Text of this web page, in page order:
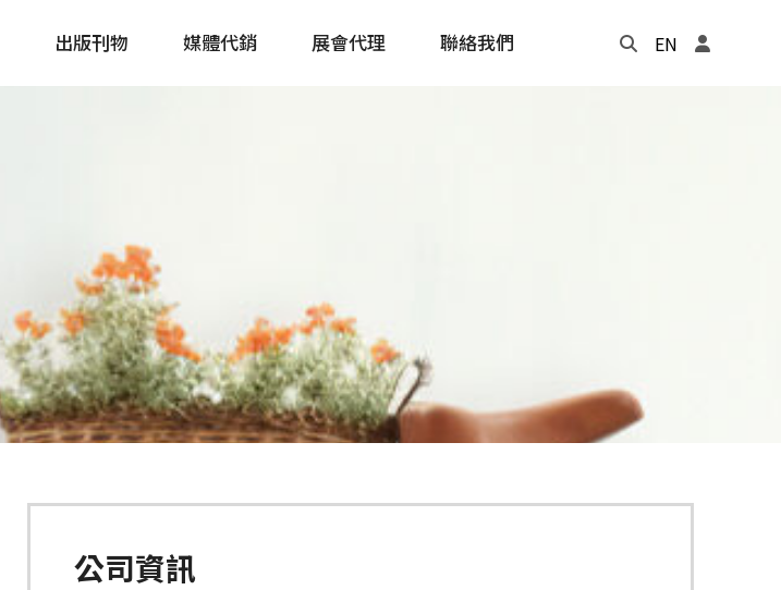
出版刊物
戶外探索 Outside
主題書籍
媒體代銷 展會代理 聯絡我們 EN
公司資訊